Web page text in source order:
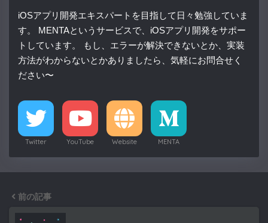
iOSアプリ開発エキスパートを目指して日々勉強していま
す。 MENTAというサービスで、iOSアプリ開発をサポー
トしています。 もし、エラーが解決できないとか、実装
方法がわからないとかありましたら、気軽にお問合せく
ださい〜
Twitter YouTube Website MENTA
前の記事